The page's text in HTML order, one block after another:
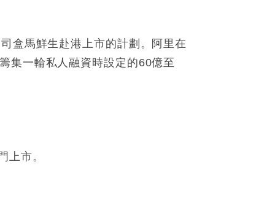
盒馬鮮生赴港上市的計劃。阿里在
集一輪私人融資時設定的60億至
上市。